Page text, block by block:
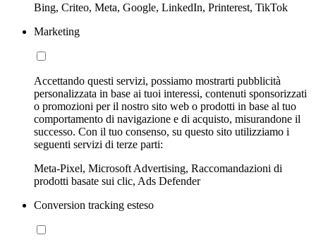
Bing, Criteo, Meta, Google, LinkedIn, Printerest, TikTok
Marketing
Accettando questi servizi, possiamo mostrarti pubblicità
personalizzata in base ai tuoi interessi, contenuti sponsorizzati
o promozioni per il nostro sito web o prodotti in base al tuo
comportamento di navigazione e di acquisto, misurandone il
successo. Con il tuo consenso, su questo sito utilizziamo i
seguenti servizi di terze parti:
Meta-Pixel, Microsoft Advertising, Raccomandazioni di
prodotti basate sui clic, Ads Defender
Conversion tracking esteso